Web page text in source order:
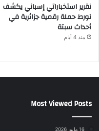
تقرير استخباراتي إسباني يكشف
تورط حملة رقمية جزائرية في
أحداث سبتة
منذ 4 أيام
Most Viewed Posts
16 مايو، 2026